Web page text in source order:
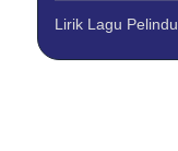
Lirik Lagu